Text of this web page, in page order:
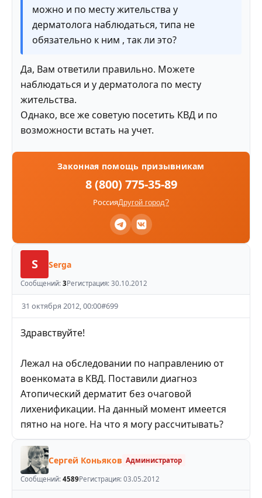
можно и по месту жительства у
дерматолога наблюдаться, типа не
обязательно к ним , так ли это?
Да, Вам ответили правильно. Можете
наблюдаться и у дерматолога по месту
жительства.
Однако, все же советую посетить КВД и по
возможности встать на учет.
Законная помощь призывникам
8 (800) 775-35-89
РоссияДругой город?
S Serga
Сообщений: 3Регистрация: 30.10.2012
31 октября 2012, 00:00#699
Здравствуйте!
Лежал на обследовании по направлению от
военкомата в КВД. Поставили диагноз
Атопический дерматит без очаговой
лихенификации. На данный момент имеется
пятно на ноге. На что я могу рассчитывать?
Сергей Коньяков Администратор
Сообщений: 4589Регистрация: 03.05.2012